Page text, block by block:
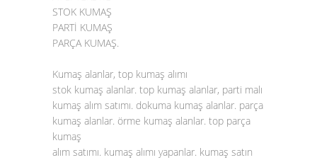
STOK KUMAŞ
PARTİ KUMAŞ
PARÇA KUMAŞ.
Kumaş alanlar, top kumaş alımı
stok kumaş alanlar. top kumaş alanlar, parti malı
kumaş alım satımı. dokuma kumaş alanlar. parça
kumaş alanlar. örme kumaş alanlar. top parça
kumaş
alım satımı. kumaş alımı yapanlar. kumaş satın